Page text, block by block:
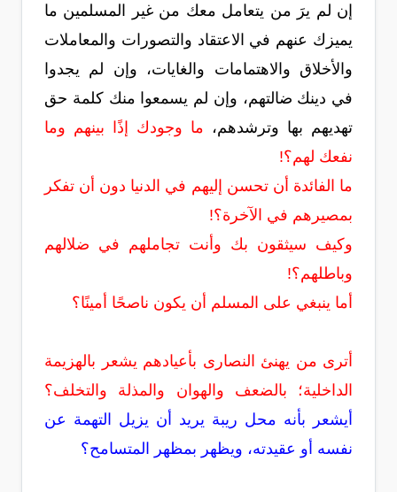
إن لم يرَ من يتعامل معك من غير المسلمين ما
يميزك عنهم في الاعتقاد والتصورات والمعاملات
والأخلاق والاهتمامات والغايات، وإن لم يجدوا
في دينك ضالتهم، وإن لم يسمعوا منك كلمة حق
تهديهم بها وترشدهم، ما وجودك إذًا بينهم وما
نفعك لهم؟!
ما الفائدة أن تحسن إليهم في الدنيا دون أن تفكر
بمصيرهم في الآخرة؟!
وكيف سيثقون بك وأنت تجاملهم في ضلالهم
وباطلهم؟!
أما ينبغي على المسلم أن يكون ناصحًا أمينًا؟
أترى من يهنئ النصارى بأعيادهم يشعر بالهزيمة
الداخلية؛ بالضعف والهوان والمذلة والتخلف؟
أيشعر بأنه محل ريبة يريد أن يزيل التهمة عن
نفسه أو عقيدته، ويظهر بمظهر المتسامح؟